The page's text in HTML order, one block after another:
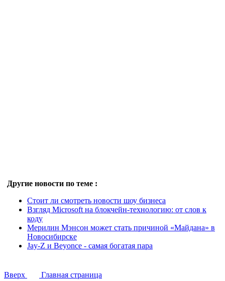
Другие новости по теме :
Стоит ли смотреть новости шоу бизнеса
Взгляд Microsoft на блокчейн-технологию: от слов к
коду
Мерилин Мэнсон может стать причиной «Майдана» в
Новосибирске
Jay-Z и Beyonce - самая богатая пара
Вверх Главная страница